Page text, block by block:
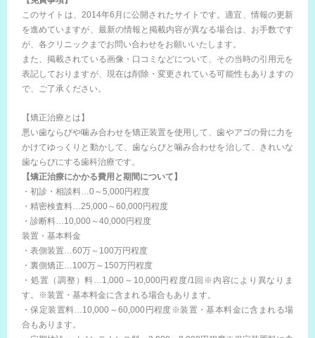
このサイトは、2014年6月に公開されたサイトです。適宜、情報の更新
を進めていますが、最新の情報と掲載内容が異なる場合は、お手数です
が、各クリニックまでお問い合わせをお願いいたします。
また、掲載されている画像・口コミなどについて、その当時の引用元を
表記しておりますが、現在は削除・変更されている可能性もありますの
で、ご了承ください。
【矯正治療とは】
悪い歯ならびや噛み合わせを矯正装置を使用して、歯やアゴの骨に力を
かけてゆっくりと動かして、歯ならびと噛み合わせを治して、きれいな
歯ならびにする歯科治療です。
【矯正治療にかかる費用と期間について】
・初診・相談料…0～5,000円程度
・精密検査料…25,000～60,000円程度
・診断料…10,000～40,000円程度
装置・基本料金
・表側装置…60万～100万円程度
・裏側矯正…100万～150万円程度
・処置（調整）料…1,000～10,000円程度/1回※内容により異なりま
す。※装置・基本料金に含まれる場合もあります。
・保定装置料…10,000～60,000円程度※装置・基本料金に含まれる場
合もあります。